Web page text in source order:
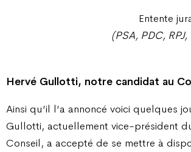
Entente
(PSA, PDC,
Hervé Gullotti, notre candidat au
Ainsi qu’il l’a annoncé voici quelques
Gullotti, actuellement vice-président
Conseil, a accepté de se mettre à